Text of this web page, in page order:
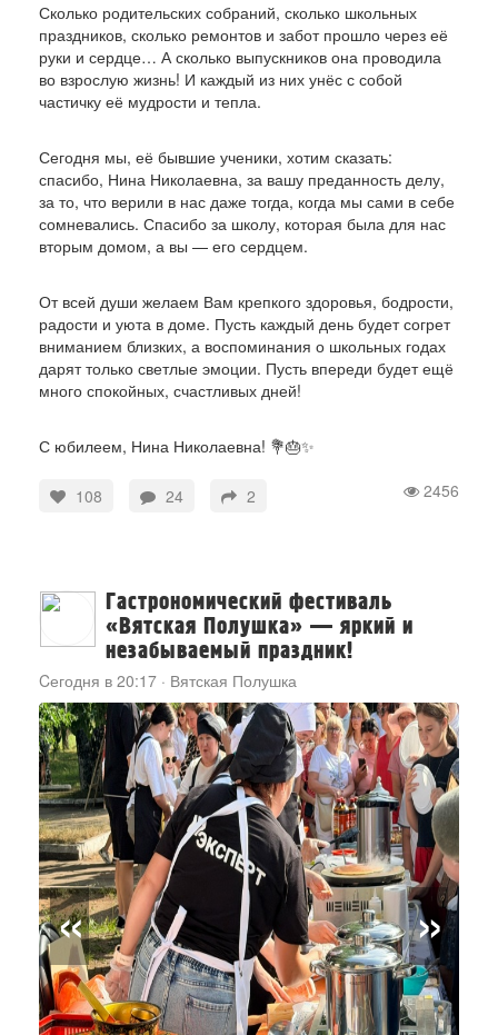
Сколько родительских собраний, сколько школьных
праздников, сколько ремонтов и забот прошло через её
руки и сердце… А сколько выпускников она проводила
во взрослую жизнь! И каждый из них унёс с собой
частичку её мудрости и тепла.
Сегодня мы, её бывшие ученики, хотим сказать:
спасибо, Нина Николаевна, за вашу преданность делу,
за то, что верили в нас даже тогда, когда мы сами в себе
сомневались. Спасибо за школу, которая была для нас
вторым домом, а вы — его сердцем.
От всей души желаем Вам крепкого здоровья, бодрости,
радости и уюта в доме. Пусть каждый день будет согрет
вниманием близких, а воспоминания о школьных годах
дарят только светлые эмоции. Пусть впереди будет ещё
много спокойных, счастливых дней!
С юбилеем, Нина Николаевна! 💐🎂✨
2456
108 24 2
Гастрономический фестиваль
«Вятская Полушка» — яркий и
незабываемый праздник!
Cегодня в 20:17 · Вятская Полушка
« »